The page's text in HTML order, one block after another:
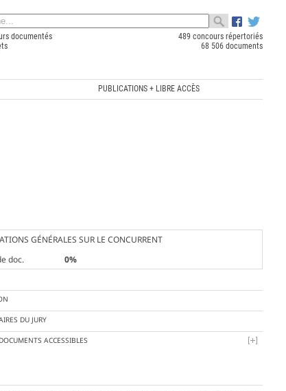
documentés
489 concours répertoriés
68 506 documents
PUBLICATIONS + LIBRE ACCÈS
GÉNÉRALES SUR LE CONCURRENT
doc.
0%
DU JURY
ACCESSIBLES